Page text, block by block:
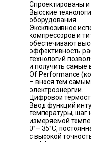
Спроектированы
Высокие
оборудования
Эксклюзивное
компрессоров и
обеспечивают
эффективность
технологий
и получить самые
Of Performance
– внося тем
электроэнергии.
Цифровой
Ввод функций
температуры, шаг
измеряемой
0°– 35°С,
с высокой